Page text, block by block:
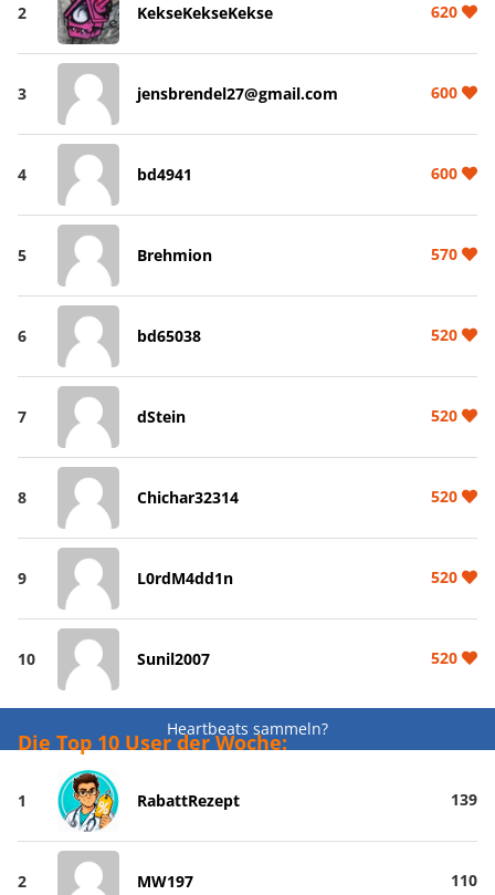
2 KekseKekseKekse 620
3 jensbrendel27@gmail.com 600
4 bd4941 600
5 Brehmion 570
6 bd65038 520
7 dStein 520
8 Chichar32314 520
9 L0rdM4dd1n 520
10 Sunil2007 520
Heartbeats sammeln?
Die Top 10 User der Woche:
1 RabattRezept 139
2 MW197 110